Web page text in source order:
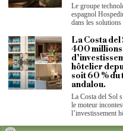
Le groupe
espagnol
dans les solutions
La Costa del
400 millions
hôtelier
soit 60 % du
andalou.
La Costa del Sol
le moteur
l’investissement